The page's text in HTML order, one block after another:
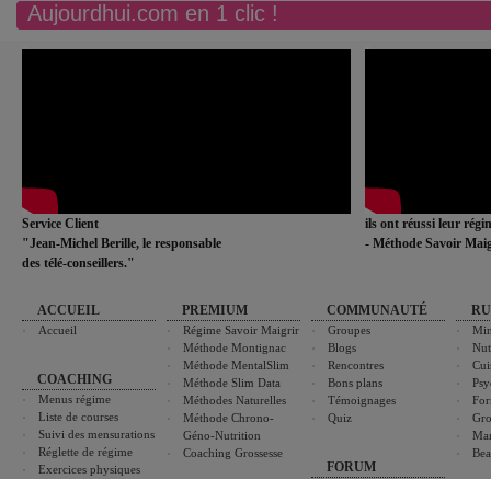
Aujourdhui.com en 1 clic !
Service Client
"Jean-Michel Berille, le responsable
des télé-conseillers."
ils ont réussi leur
- Méthode Savoir
ACCUEIL
Accueil
COACHING
Menus régime
Liste de courses
Suivi des mensurations
Réglette de régime
Exercices physiques
PREMIUM
Régime Savoir Maigrir
Méthode Montignac
Méthode MentalSlim
Méthode Slim Data
Méthodes Naturelles
Méthode Chrono-
Géno-Nutrition
Coaching Grossesse
COMMUNAUTÉ
Groupes
Blogs
Rencontres
Bons plans
Témoignages
Quiz
FORUM